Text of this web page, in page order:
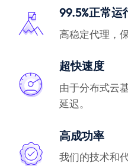
99.5%正常运
高稳定代理，
超快速度
由于分布式云
延迟。
高成功率
我们的技术和